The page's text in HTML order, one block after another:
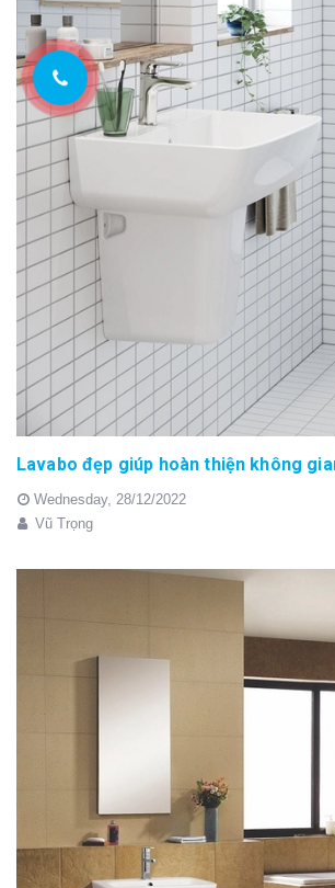
Lavabo đẹp giúp hoàn thiện không
Wednesday, 28/12/2022
Vũ Trọng